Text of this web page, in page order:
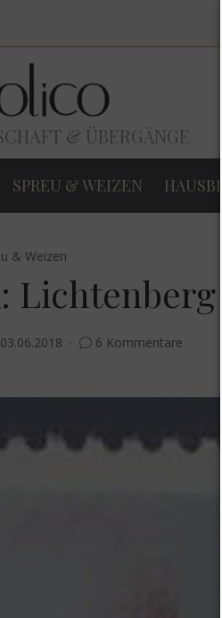
& ÜBERGÄNGE
SPREU & WEIZEN
& Weizen
Lichtenberg
03.06.2018 6 Kommentare